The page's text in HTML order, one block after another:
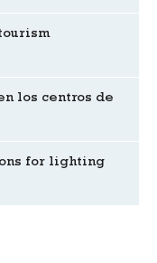
los centros de
for lighting